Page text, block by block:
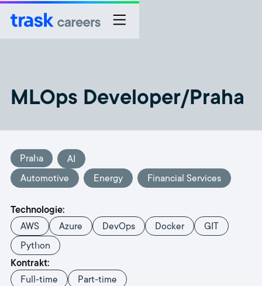
MLOps Developer/Praha
Praha
AI
Automotive
Energy Financial Services
Technologie:
AWS
Azure DevOps Docker
GIT
Python
Kontrakt:
Full-time
Part-time